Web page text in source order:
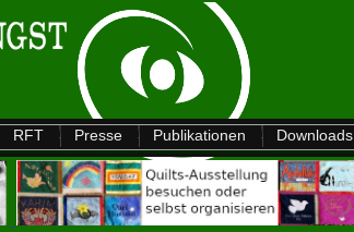
RFT Presse Publikationen Downloads